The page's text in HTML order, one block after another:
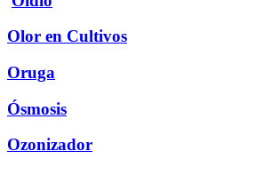
Olor en Cultivos
Oruga
Ósmosis
Ozonizador